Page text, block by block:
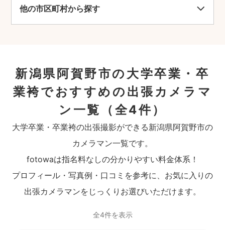
他の市区町村から探す
新潟県阿賀野市の大学卒業・卒
業袴でおすすめの出張カメラマ
ン一覧
（全4件）
大学卒業・卒業袴の出張撮影ができる新潟県阿賀野市の
カメラマン一覧です。
fotowaは指名料なしの分かりやすい料金体系！
プロフィール・写真例・口コミを参考に、お気に入りの
出張カメラマンをじっくりお選びいただけます。
全4件を表示